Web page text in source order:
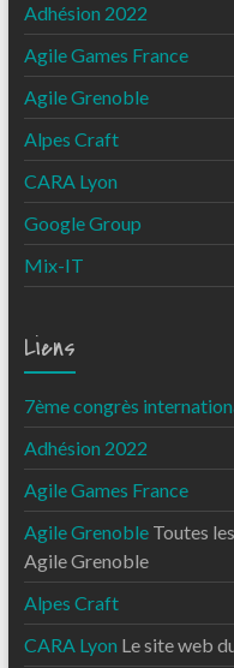
Adhésion 2022
Agile Games France
Agile Grenoble
Alpes Craft
CARA Lyon
Google Group
Mix-IT
Liens
7ème congrès
Adhésion 2022
Agile Games France
Agile GrenobleToutes
Agile Grenoble
Alpes Craft
CARA Lyon Le site web